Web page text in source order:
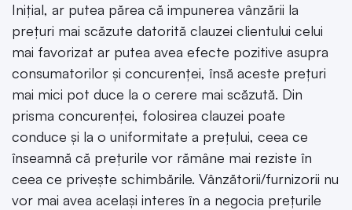
Inițial, ar putea părea că impunerea vânzării la
prețuri mai scăzute datorită clauzei clientului celui
mai favorizat ar putea avea efecte pozitive asupra
consumatorilor și concurenței, însă aceste prețuri
mai mici pot duce la o cerere mai scăzută. Din
prisma concurenței, folosirea clauzei poate
conduce și la o uniformitate a prețului, ceea ce
înseamnă că prețurile vor rămâne mai reziste în
ceea ce privește schimbările. Vânzătorii/furnizorii nu
vor mai avea același interes în a negocia prețurile